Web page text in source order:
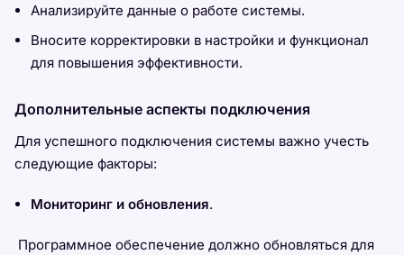
Анализируйте данные о работе системы.
Вносите корректировки в настройки и функционал
для повышения эффективности.
Дополнительные аспекты подключения
Для успешного подключения системы важно учесть
следующие факторы:
Мониторинг и обновления.
Программное обеспечение должно обновляться для